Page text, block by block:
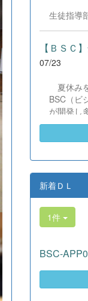
糧に、さ
ぬご声援
ヨー釣り
満喫。浴
1年生や
く場を仕
ちは言葉
は、「国
寄り添い
素晴らし
ドが自然
賞賛の声
う広いフ
る教養科
を引っ張
さでいっ
んどん外
い心と行
生徒指導
07/23
夏休み
BSC（ビ
が開発し
いる、全
サイト『
ました。
からいた
見をもと
ミングチ
修正）か
いました
は、ビジ
務分析・
の更新プ
スしまし
新着ＤＬ
1件
BSC-